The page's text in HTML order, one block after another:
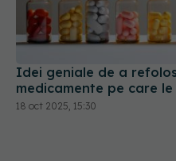
Idei geniale de a
medicamente pe care
18 oct 2025, 15:30